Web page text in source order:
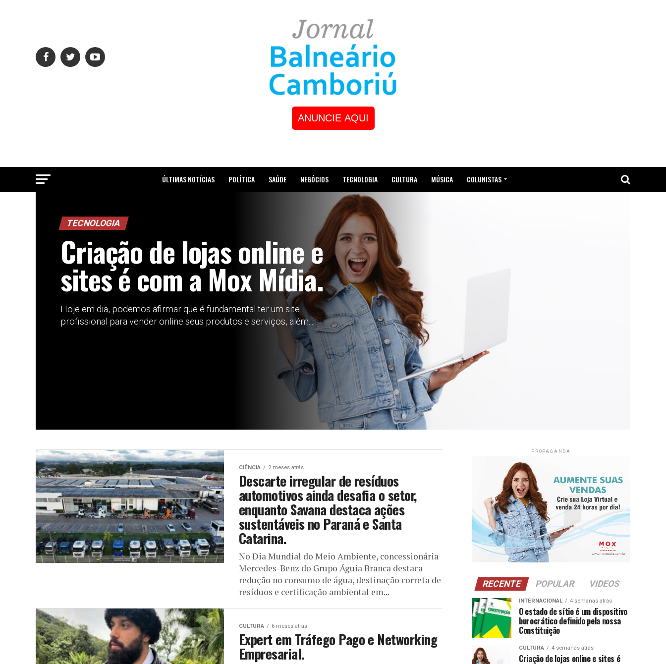
ANUNCIE AQUI
ÚLTIMAS NOTÍCIAS POLÍTICA SAÚDE NEGÓCIOS TECNOLOGIA CULTURA MÚSICA COLUNISTAS
TECNOLOGIA
Criação de lojas online e
sites é com a Mox Mídia.
Hoje em dia, podemos afirmar que é fundamental ter um site
profissional para vender online seus produtos e serviços, além...
CIÊNCIA 2 meses atrás
Descarte irregular de resíduos
automotivos ainda desafia o setor,
enquanto Savana destaca ações
sustentáveis no Paraná e Santa
Catarina.
No Dia Mundial do Meio Ambiente, concessionária
Mercedes-Benz do Grupo Águia Branca destaca
redução no consumo de água, destinação correta de
resíduos e certificação ambiental em...
CULTURA 6 meses atrás
Expert em Tráfego Pago e Networking
Empresarial.
PROPAGANDA
RECENTE POPULAR VIDEOS
INTERNACIONAL 4 semanas atrás
O estado de sítio é um dispositivo
burocrático definido pela nossa
Constituição
CULTURA 4 semanas atrás
Criação de lojas online e sites é